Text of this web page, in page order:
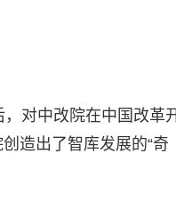
对中改院在中国改革
造出了智库发展的“奇